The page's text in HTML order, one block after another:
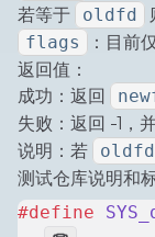
若等于
oldfd
flags ：目前
返回值：
成功：返回
失败：返回 -1，
说明：若
oldfd
测试仓库说明和
#define